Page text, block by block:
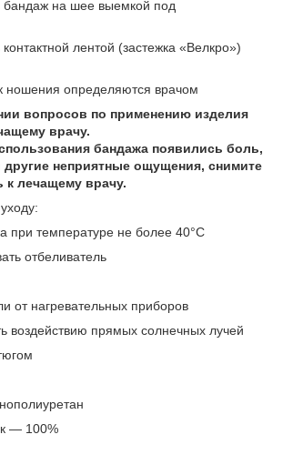
бандаж на шее выемкой под
лентой (застежка «Велкро»)
ношения определяются врачом
вопросов по применению изделия
врачу.
бандажа появились боль,
неприятные ощущения, снимите
к лечащему врачу.
при температуре не более 40°C
отбеливатель
от нагревательных приборов
воздействию прямых солнечных лучей
— 100%